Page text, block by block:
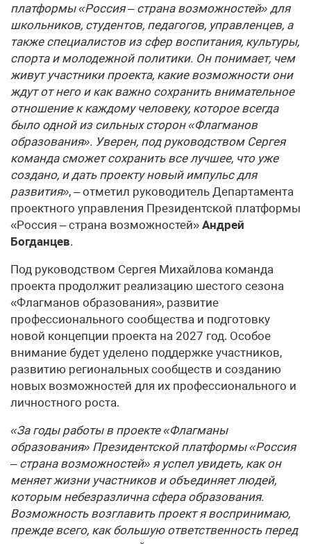
платформы «Россия – страна возможностей» для
школьников, студентов, педагогов, управленцев, а
также специалистов из сфер воспитания, культуры,
спорта и молодежной политики. Он понимает, чем
живут участники проекта, какие возможности они
ждут от него и как важно сохранить внимательное
отношение к каждому человеку, которое всегда
было одной из сильных сторон «Флагманов
образования». Уверен, под руководством Сергея
команда сможет сохранить все лучшее, что уже
создано, и дать проекту новый импульс для
развития», – отметил руководитель Департамента
проектного управления Президентской платформы
«Россия – страна возможностей» Андрей
Богданцев.
Под руководством Сергея Михайлова команда
проекта продолжит реализацию шестого сезона
«Флагманов образования», развитие
профессионального сообщества и подготовку
новой концепции проекта на 2027 год. Особое
внимание будет уделено поддержке участников,
развитию региональных сообществ и созданию
новых возможностей для их профессионального и
личностного роста.
«За годы работы в проекте «Флагманы
образования» Президентской платформы «Россия
– страна возможностей» я успел увидеть, как он
меняет жизни участников и объединяет людей,
которым небезразлична сфера образования.
Возможность возглавить проект я воспринимаю,
прежде всего, как большую ответственность перед